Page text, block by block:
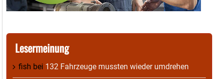
Lesermeinung
fish bei 132 Fahrzeuge mussten wieder umdrehen